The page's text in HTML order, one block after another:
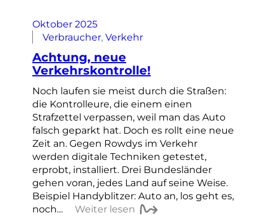
Oktober 2025
Verbraucher, Verkehr
Achtung, neue
Verkehrskontrolle!
Noch laufen sie meist durch die Straßen:
die Kontrolleure, die einem einen
Strafzettel verpassen, weil man das Auto
falsch geparkt hat. Doch es rollt eine neue
Zeit an. Gegen Rowdys im Verkehr
werden digitale Techniken getestet,
erprobt, installiert. Drei Bundesländer
gehen voran, jedes Land auf seine Weise.
Beispiel Handyblitzer: Auto an, los geht es,
noch…
Weiter lesen